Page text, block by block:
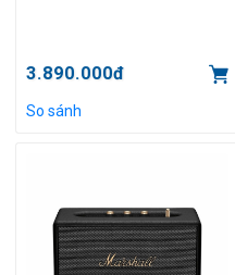
3.890.000đ
So sánh